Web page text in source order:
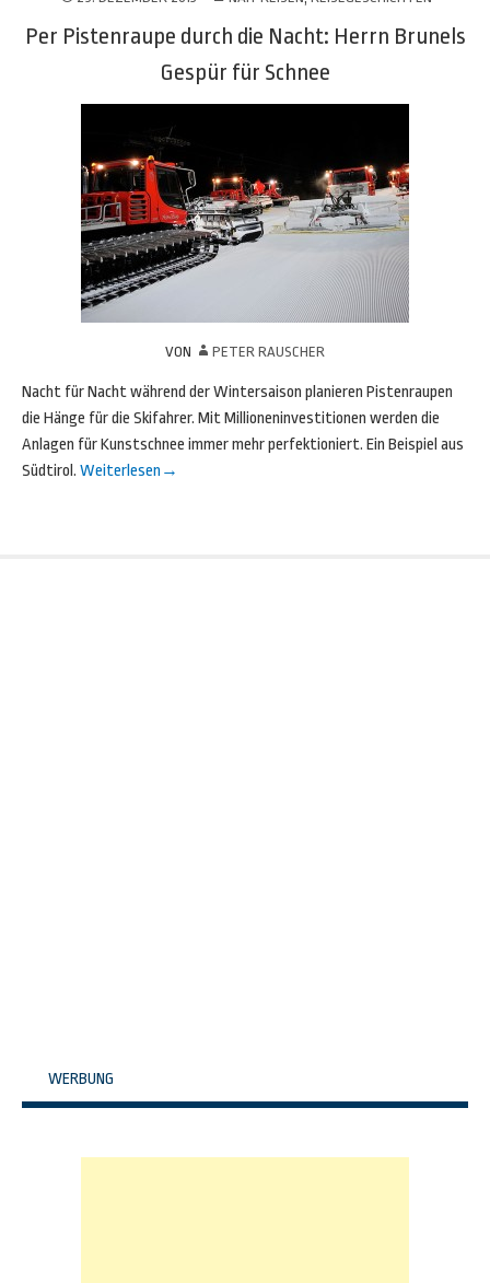
Per Pistenraupe durch die Nacht: Herrn Brunels
Gespür für Schnee
VON PETER RAUSCHER
Nacht für Nacht während der Wintersaison planieren Pistenraupen
die Hänge für die Skifahrer. Mit Millioneninvestitionen werden die
Anlagen für Kunstschnee immer mehr perfektioniert. Ein Beispiel aus
Südtirol. Weiterlesen →
WERBUNG